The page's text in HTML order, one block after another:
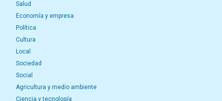
Salud
Economía y empresa
Política
Cultura
Local
Sociedad
Social
Agricultura y medio ambiente
Ciencia y tecnología